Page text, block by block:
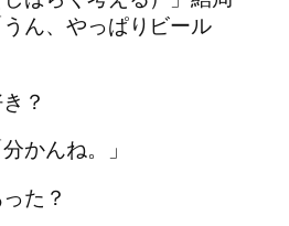
ん、やっぱりビール
？
かんね。」
た？